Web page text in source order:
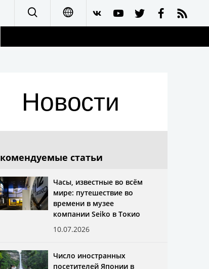
العربية
Новости
статьи
Часы, известные во всём
мире: путешествие во
времени в музее
компании Seiko в Токио
10.07.2026
Число иностранных
посетителей Японии в